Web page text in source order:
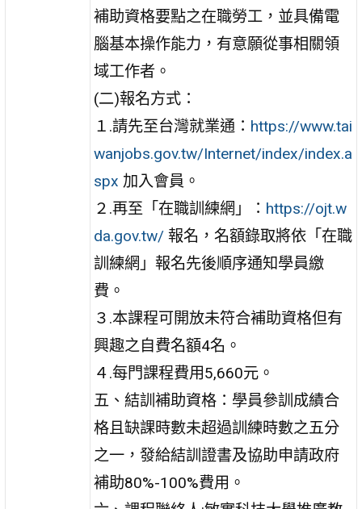
補助資格要點之在職勞工，並具備電
腦基本操作能力，有意願從事相關領
域工作者。
(二)報名方式：
１.請先至台灣就業通： https://www.tai
wanjobs.gov.tw/Internet/index/index.a
spx 加入會員。
２.再至「在職訓練網」： https://ojt.w
da.gov.tw/ 報名，名額錄取將依「在職
訓練網」報名先後順序通知學員繳
費。
３.本課程可開放未符合補助資格但有
興趣之自費名額4名。
４.每門課程費用5,660元。
五、結訓補助資格：學員參訓成績合
格且缺課時數未超過訓練時數之五分
之一，發給結訓證書及協助申請政府
補助80%-100%費用。